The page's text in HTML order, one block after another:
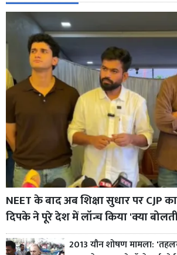
NEET के बाद अब शिक्षा सुधार पर CJP
दिपके ने पूरे देश में लॉन्च किया 'क्या
2013 यौन शोषण मामला: